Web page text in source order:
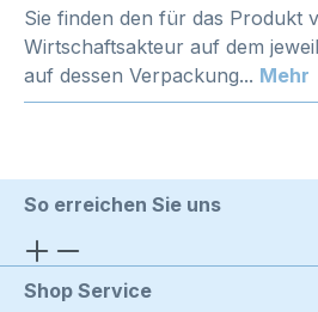
Sie finden den für das Produkt
Wirtschaftsakteur auf dem
auf dessen Verpackung... Mehr
So erreichen Sie uns
Shop Service